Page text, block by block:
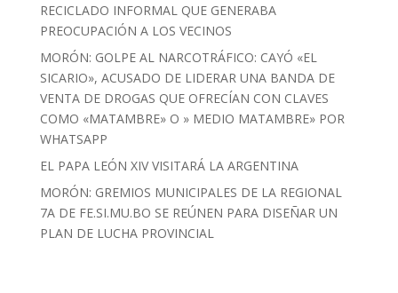
RECICLADO INFORMAL QUE GENERABA
PREOCUPACIÓN A LOS VECINOS
MORÓN: GOLPE AL NARCOTRÁFICO: CAYÓ «EL
SICARIO», ACUSADO DE LIDERAR UNA BANDA DE
VENTA DE DROGAS QUE OFRECÍAN CON CLAVES
COMO «MATAMBRE» O » MEDIO MATAMBRE» POR
WHATSAPP
EL PAPA LEÓN XIV VISITARÁ LA ARGENTINA
MORÓN: GREMIOS MUNICIPALES DE LA REGIONAL
7A DE FE.SI.MU.BO SE REÚNEN PARA DISEÑAR UN
PLAN DE LUCHA PROVINCIAL